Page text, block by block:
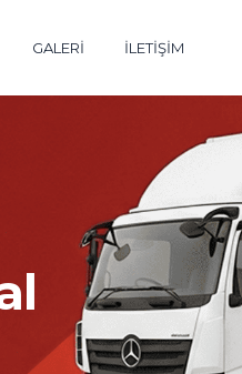
GALERİ İLETİŞİM